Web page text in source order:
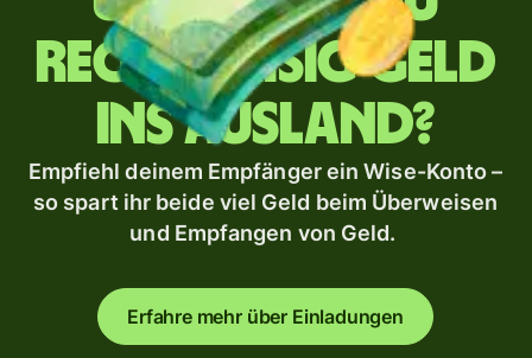
regelmäßig Geld
ins Ausland?
Empfiehl deinem Empfänger ein Wise-Konto –
so spart ihr beide viel Geld beim Überweisen
und Empfangen von Geld.
Erfahre mehr über Einladungen